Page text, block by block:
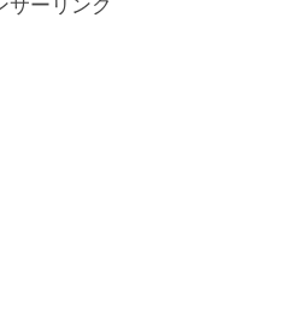
サーリンク